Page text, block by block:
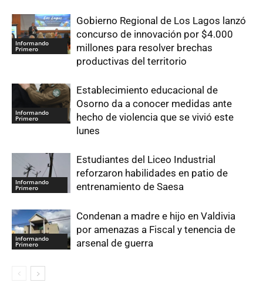
Informando
Primero
Gobierno Regional de Los Lagos lanzó
concurso de innovación por $4.000
millones para resolver brechas
productivas del territorio
Informando
Primero
Establecimiento educacional de
Osorno da a conocer medidas ante
hecho de violencia que se vivió este
lunes
Informando
Primero
Estudiantes del Liceo Industrial
reforzaron habilidades en patio de
entrenamiento de Saesa
Informando
Primero
Condenan a madre e hijo en Valdivia
por amenazas a Fiscal y tenencia de
arsenal de guerra